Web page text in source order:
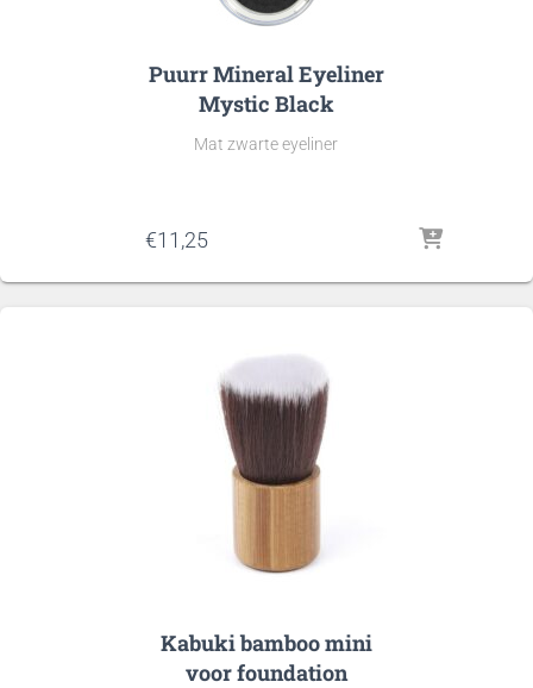
Puurr Mineral Eyeliner
Mystic Black
Mat zwarte eyeliner
€11,25
Kabuki bamboo mini
voor foundation